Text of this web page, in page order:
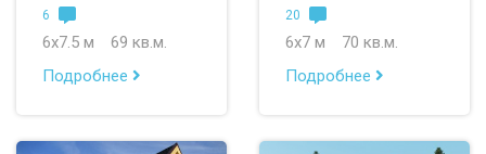
6
6х7.5 м
69 кв.м.
Подробнее
20
6х7 м
70 кв.м.
Подробнее